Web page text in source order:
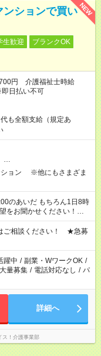
NEW
ンションで買い
生歓迎
ブランクOK
円 介護福祉士時給
日払い不可
も全額支給（規定あ
…
ション ※他にもさまざま
のあいだ もちろん1日8時
をお聞かせください！★家
なくご相談ください。 ※
ご相談ください！ ★急募
躍中 / 副業・WワークOK /
量募集 / 電話対応なし / パ
詳細へ
ス！介護事業部